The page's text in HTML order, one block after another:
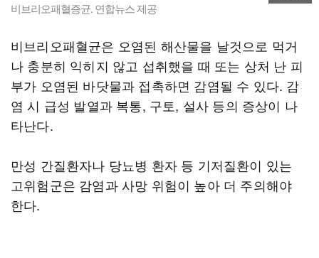
비브리오패혈증균. 연합뉴스 제공
비브리오패혈균은 오염된 해산물을 날것으로 먹거
나 충분히 익히지 않고 섭취했을 때 또는 상처 난 피
부가 오염된 바닷물과 접촉하면 감염될 수 있다. 감
염 시 급성 발열과 복통, 구토, 설사 등의 증상이 나
타난다.
만성 간질환자나 당뇨병 환자 등 기저질환이 있는
고위험군은 감염과 사망 위험이 높아 더 주의해야
한다.